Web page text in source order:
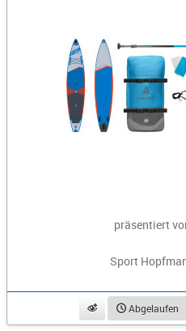
präsentiert
Sport
beobachtenAbgelaufen